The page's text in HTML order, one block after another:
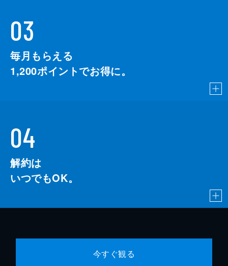
03
毎月もらえる
1,200ポイントでお得に。
04
解約は
いつでもOK。
今すぐ観る